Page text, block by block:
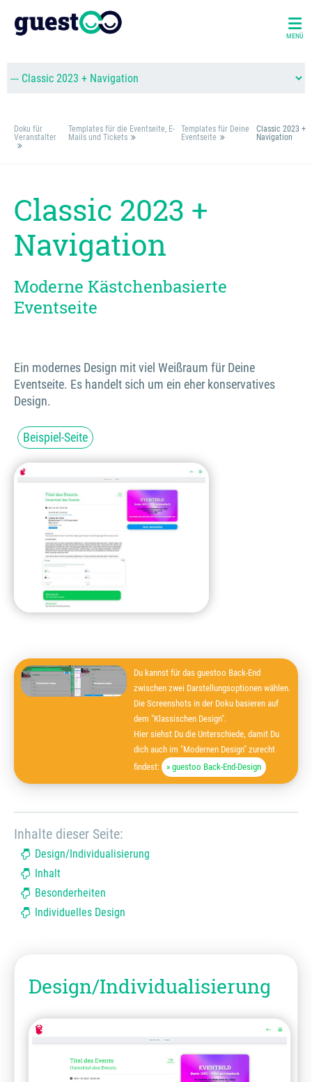
MENÜ
Doku für
Veranstalter
Templates für die Eventseite, E-
Mails und Tickets
Templates für Deine
Eventseite
Classic 2023 +
Navigation
Classic 2023 +
Navigation
Moderne Kästchenbasierte
Eventseite
Ein modernes Design mit viel Weißraum für Deine
Eventseite. Es handelt sich um ein eher konservatives
Design.
Beispiel-Seite
Du kannst für das guestoo Back-End
zwischen zwei Darstellungsoptionen wählen.
Die Screenshots in der Doku basieren auf
dem "Klassischen Design".
Hier siehst Du die Unterschiede, damit Du
dich auch im "Modernen Design" zurecht
findest:
» guestoo Back-End-Design
Inhalte dieser Seite:
Design/Individualisierung
Inhalt
Besonderheiten
Individuelles Design
Design/Individualisierung